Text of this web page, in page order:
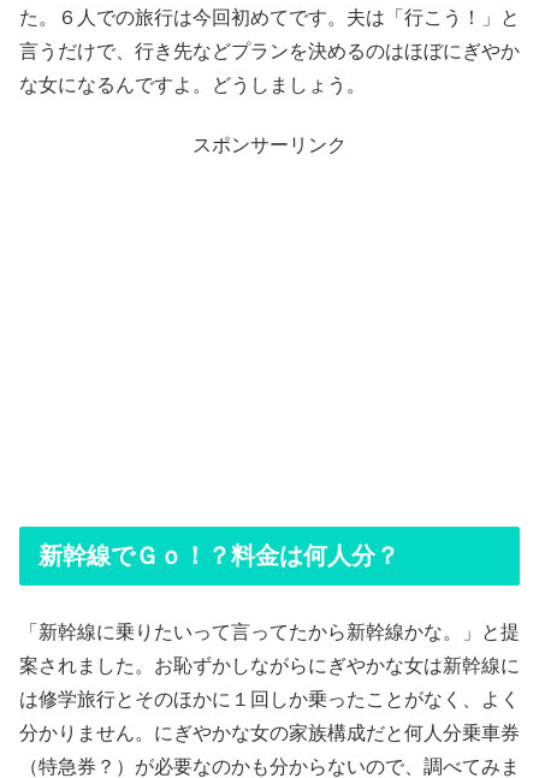
た。６人での旅行は今回初めてです。夫は「行こう！」と
言うだけで、行き先などプランを決めるのはほぼにぎやか
な女になるんですよ。どうしましょう。
スポンサーリンク
新幹線でＧｏ！？料金は何人分？
「新幹線に乗りたいって言ってたから新幹線かな。」と提
案されました。お恥ずかしながらにぎやかな女は新幹線に
は修学旅行とそのほかに１回しか乗ったことがなく、よく
分かりません。にぎやかな女の家族構成だと何人分乗車券
（特急券？）が必要なのかも分からないので、調べてみま